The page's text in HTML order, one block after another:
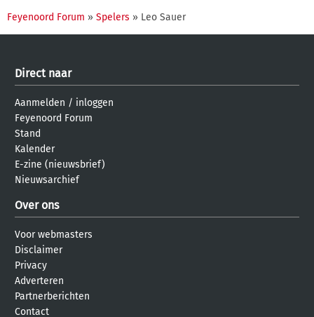
Feyenoord Forum » Spelers » Leo Sauer
Direct naar
Aanmelden / inloggen
Feyenoord Forum
Stand
Kalender
E-zine (nieuwsbrief)
Nieuwsarchief
Over ons
Voor webmasters
Disclaimer
Privacy
Adverteren
Partnerberichten
Contact